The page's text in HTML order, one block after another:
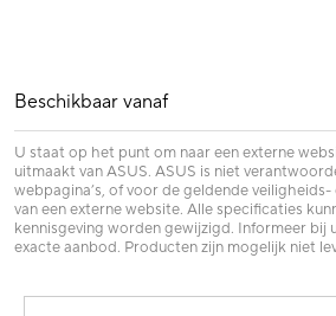
Beschikbaar vanaf
U staat op het punt om naar een externe
uitmaakt van ASUS. ASUS is niet
webpagina’s, of voor de geldende
van een externe website. Alle specificaties
kennisgeving worden gewijzigd. Informeer bij
exacte aanbod. Producten zijn mogelijk niet